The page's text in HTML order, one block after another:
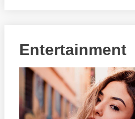
Entertainment